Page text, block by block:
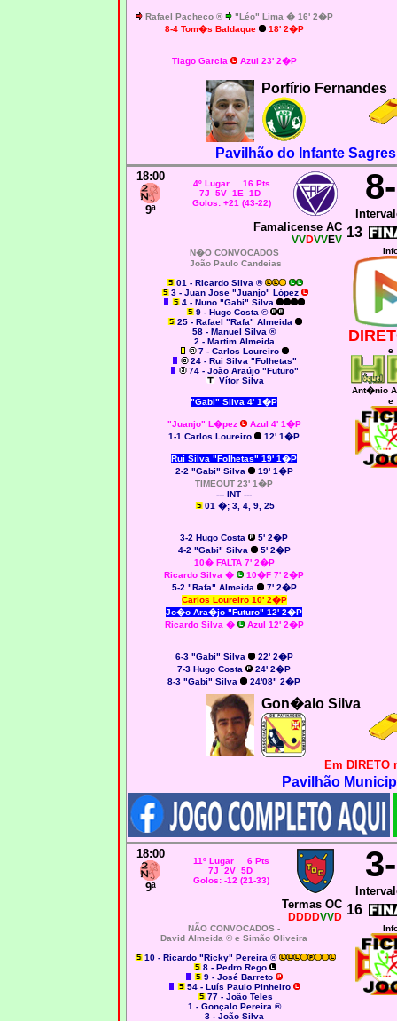
Rafael Pacheco ®
"Léo" Lima � 16' 2�P
8-4 Tom�s Baldaque 18' 2�P
Tiago Garcia Azul 23' 2�P
Porfírio Fernandes
Pavilhão do Infante
18:00
9ª
4º Lugar 16 Pts
7J 5V 1E 1D
Golos: +21 (43-22)
8
Famalicense AC
VVDVVEV 13
N�O CONVOCADOS
João Paulo Candeias
01 - Ricardo Silva ®
3 - Juan Jose "Juanjo" López
4 - Nuno "Gabi" Silva
9 - Hugo Costa ©
25 - Rafael "Rafa" Almeida
58 - Manuel Silva ®
2 - Martim Almeida
7 - Carlos Loureiro
24 - Rui Silva "Folhetas"
74 - João Araújo "Futuro"
Vítor Silva
"Gabi" Silva 4' 1�P
"Juanjo" L�pez
Azul 4' 1�P
1-1 Carlos Loureiro
12' 1�P
Rui Silva "Folhetas" 19' 1�P
2-2 "Gabi" Silva
19' 1�P
TIMEOUT 23' 1�P
--- INT ---
01 �; 3, 4, 9, 25
3-2 Hugo Costa
5' 2�P
4-2 "Gabi" Silva
5' 2�P
10� FALTA 7' 2�P
Ricardo Silva �
10�F 7' 2�P
5-2 "Rafa" Almeida
7' 2�P
Carlos Loureiro10' 2�P
Jo�o Ara�jo "Futuro" 12' 2�P
Ricardo Silva � Azul 12' 2�P
6-3 "Gabi" Silva
22' 2�P
7-3 Hugo Costa
24' 2�P
8-3 "Gabi" Silva
24'08" 2�P
e
Ant�nio
e
Gon�alo Silva
Em DIRETO
Pavilhão
18:00
9ª
11º Lugar 6 Pts
7J 2V 5D
Golos: -12 (21-33)
Termas OC
DDDDVVD 16
NÃO CONVOCADOS -
David Almeida ® e Simão Oliveira
10 - Ricardo "Ricky" Pereira ®
8 - Pedro Rego
9 - José Barreto
54 - Luís Paulo Pinheiro
77 - João Teles
1 - Gonçalo Pereira ®
3 - João Silva